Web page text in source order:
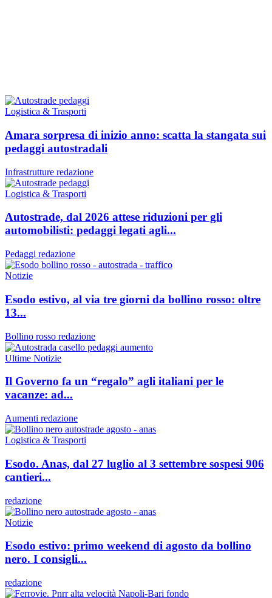
Logistica & Trasporti
Amara sorpresa di inizio anno: scatta la stangata sui
pedaggi autostradali
Infrastrutture redazione
Logistica & Trasporti
Autostrade, dal 2026 attese riduzioni per gli
automobilisti: pedaggi legati agli...
Pedaggi redazione
Notizie
Esodo estivo, al via tre giorni da bollino rosso: oltre
13...
Bollino rosso redazione
Ultime Notizie
Il Governo fa un “regalo” agli italiani per le
vacanze: ad...
Aumenti redazione
Logistica & Trasporti
Esodo. Anas, dal 27 luglio al 3 settembre sospesi 906
cantieri...
redazione
Notizie
Esodo estivo: primo weekend di agosto da bollino
nero. I consigli...
redazione